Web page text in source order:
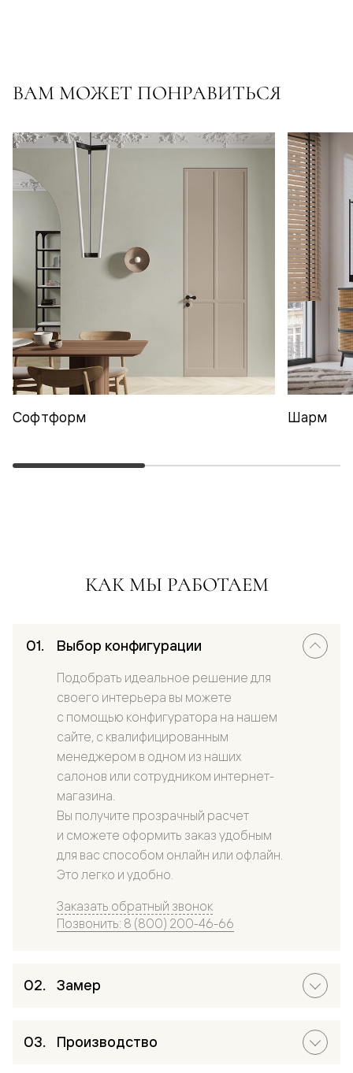
ВАМ МОЖЕТ ПОНРАВИТЬСЯ
Софтформ Шарм
КАК МЫ РАБОТАЕМ
Выбор конфигурации
Подобрать идеальное решение для
своего интерьера вы можете
с помощью конфигуратора на нашем
сайте, с квалифицированным
менеджером в одном из наших
салонов или сотрудником интернет-
магазина.
Вы получите прозрачный расчет
и сможете оформить заказ удобным
для вас способом онлайн или офлайн.
Это легко и удобно.
Заказать обратный звонок
Позвонить: 8 (800) 200-46-66
Замер
Производство